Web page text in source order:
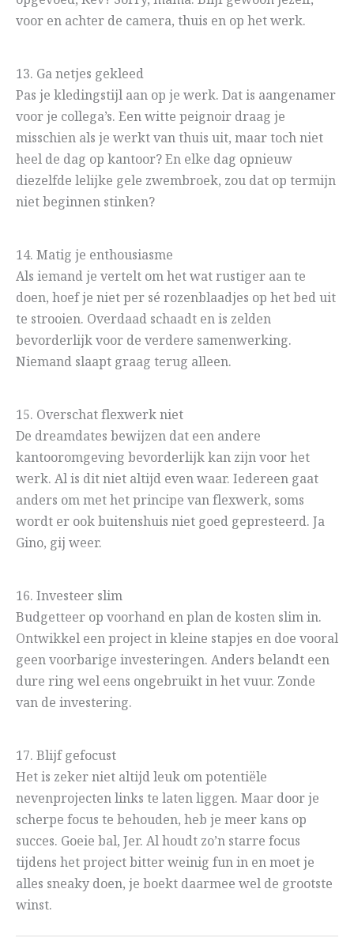
voor en achter de camera, thuis en op het werk.
13. Ga netjes gekleed
Pas je kledingstijl aan op je werk. Dat is aangenamer
voor je collega’s. Een witte peignoir draag je
misschien als je werkt van thuis uit, maar toch niet
heel de dag op kantoor? En elke dag opnieuw
diezelfde lelijke gele zwembroek, zou dat op termijn
niet beginnen stinken?
14. Matig je enthousiasme
Als iemand je vertelt om het wat rustiger aan te
doen, hoef je niet per sé rozenblaadjes op het bed uit
te strooien. Overdaad schaadt en is zelden
bevorderlijk voor de verdere samenwerking.
Niemand slaapt graag terug alleen.
15. Overschat flexwerk niet
De dreamdates bewijzen dat een andere
kantooromgeving bevorderlijk kan zijn voor het
werk. Al is dit niet altijd even waar. Iedereen gaat
anders om met het principe van flexwerk, soms
wordt er ook buitenshuis niet goed gepresteerd. Ja
Gino, gij weer.
16. Investeer slim
Budgetteer op voorhand en plan de kosten slim in.
Ontwikkel een project in kleine stapjes en doe vooral
geen voorbarige investeringen. Anders belandt een
dure ring wel eens ongebruikt in het vuur. Zonde
van de investering.
17. Blijf gefocust
Het is zeker niet altijd leuk om potentiële
nevenprojecten links te laten liggen. Maar door je
scherpe focus te behouden, heb je meer kans op
succes. Goeie bal, Jer. Al houdt zo’n starre focus
tijdens het project bitter weinig fun in en moet je
alles sneaky doen, je boekt daarmee wel de grootste
winst.